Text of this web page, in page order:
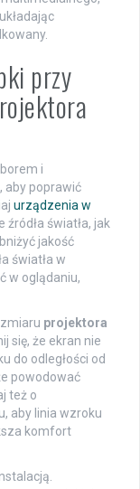
przy
i
, aby poprawić
urządzenia w
źródła światła, jak
jakość
światła w
w oglądaniu,
projektora
się, że ekran nie
do odległości od
powodować
też o
aby linia wzroku
komfort